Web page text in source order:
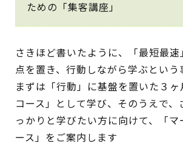
ための「集客講座」
さきほど書いたように、「最短最
点を置き、行動しながら学ぶという
まずは「行動」に基盤を置いた３
コース」として学び、そのうえで、
っかりと学びたい方に向けて、「マ
ース」をご案内します